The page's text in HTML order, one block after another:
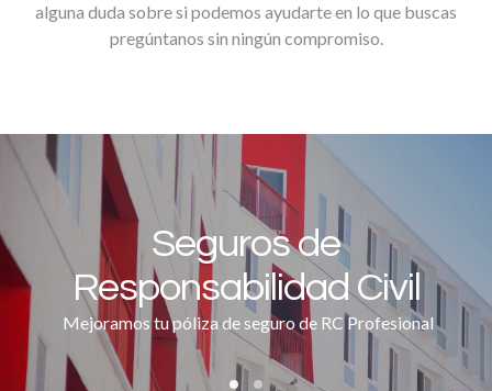
alguna duda sobre si podemos ayudarte en lo que buscas
pregúntanos sin ningún compromiso.
Seguros de
Responsabilidad Civil
Mejoramos tu póliza de seguro de RC Profesional
Conoce los Nuevos
Seguros de Drones de
Aibrok
Todo lo que necesitas saber sobre tu seguro de drones